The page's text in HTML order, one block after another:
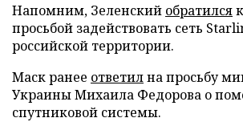
Напомним, Зеленский обратился
просьбой задействовать сеть
российской территории.
Маск ранее ответилна просьбу
Украины Михаила Федорова о
спутниковой системы.